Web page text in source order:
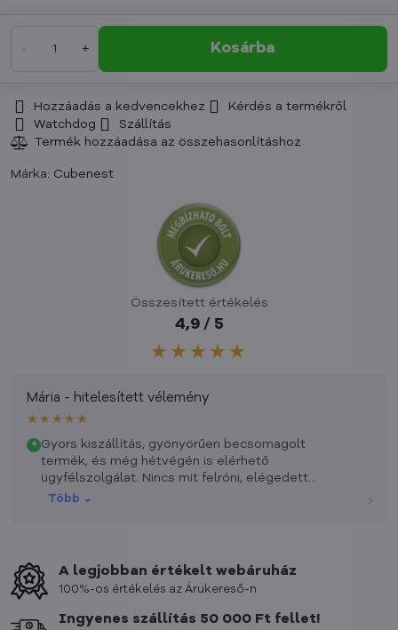
Kosárba
Hozzáadás a kedvencekhez
Kérdés a termékről
Watchdog
Szállítás
Márka: Cubenest
Összesített értékelés
4,9 / 5
★★★★★
Mária - hitelesített vélemény
★★★★★
+ Gyors kiszállítás, gyönyörűen becsomagolt
termék, és még hétvégén is elérhető
ügyfélszolgálat. Nincs mit felróni, elégedett
vagyok.
Több ⌄ ›
A legjobban értékelt webáruház
100%-os értékelés az Árukereső-n
Ingyenes szállítás 50 000 Ft fellet!